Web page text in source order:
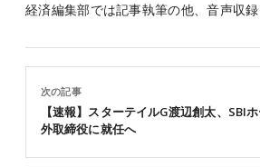
経済編集部では記事執筆の他、音声収録
次の記事
【速報】スターテイルG渡辺創太、SBI
外取締役に就任へ